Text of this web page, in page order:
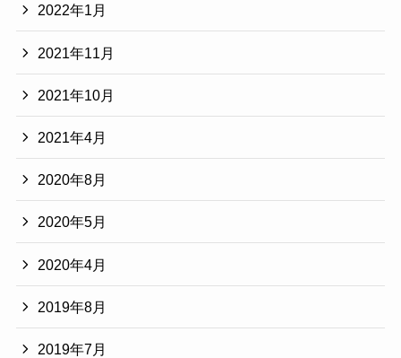
2022年1月
2021年11月
2021年10月
2021年4月
2020年8月
2020年5月
2020年4月
2019年8月
2019年7月